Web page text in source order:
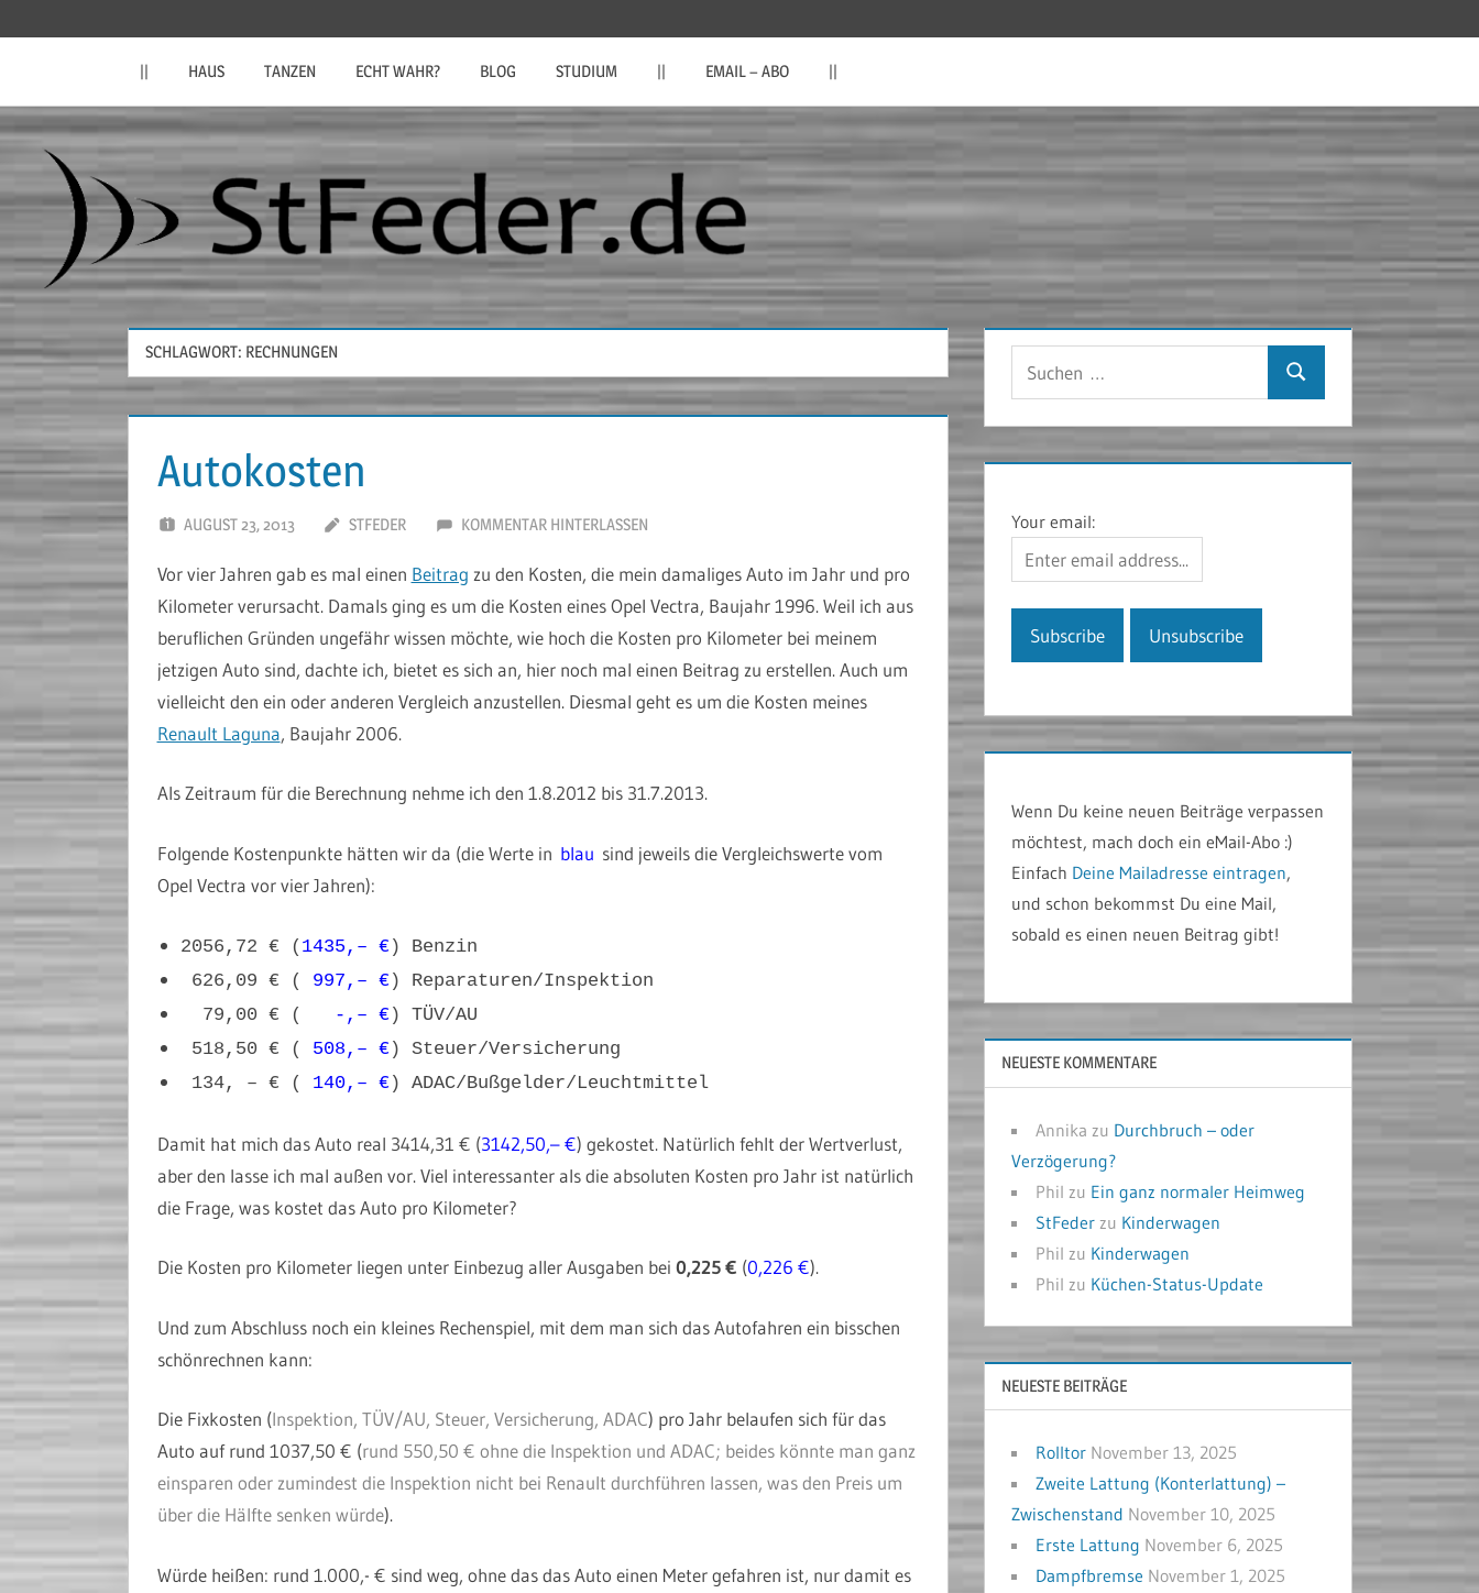
StFeder.de
|| HAUS TANZEN ECHT WAHR? BLOG STUDIUM || EMAIL – ABO ||
SCHLAGWORT: RECHNUNGEN
Autokosten
AUGUST 23, 2013 STFEDER KOMMENTAR HINTERLASSEN
Vor vier Jahren gab es mal einen Beitrag zu den Kosten, die mein damaliges Auto im Jahr und pro
Kilometer verursacht. Damals ging es um die Kosten eines Opel Vectra, Baujahr 1996. Weil ich aus
beruflichen Gründen ungefähr wissen möchte, wie hoch die Kosten pro Kilometer bei meinem
jetzigen Auto sind, dachte ich, bietet es sich an, hier noch mal einen Beitrag zu erstellen. Auch um
vielleicht den ein oder anderen Vergleich anzustellen. Diesmal geht es um die Kosten meines
Renault Laguna, Baujahr 2006.
Als Zeitraum für die Berechnung nehme ich den 1.8.2012 bis 31.7.2013.
Folgende Kostenpunkte hätten wir da (die Werte in blau sind jeweils die Vergleichswerte vom
Opel Vectra vor vier Jahren):
2056,72 € ( 1435,– € ) Benzin
626,09 € ( 997,– € ) Reparaturen/Inspektion
79,00 € (
-,– € ) TÜV/AU
518,50 € ( 508,– € ) Steuer/Versicherung
134, – € ( 140,– € ) ADAC/Bußgelder/Leuchtmittel
Damit hat mich das Auto real 3414,31 € (3142,50,– €) gekostet. Natürlich fehlt der Wertverlust,
aber den lasse ich mal außen vor. Viel interessanter als die absoluten Kosten pro Jahr ist natürlich
die Frage, was kostet das Auto pro Kilometer?
Die Kosten pro Kilometer liegen unter Einbezug aller Ausgaben bei 0,225 € (0,226 €).
Und zum Abschluss noch ein kleines Rechenspiel, mit dem man sich das Autofahren ein bisschen
schönrechnen kann:
Die Fixkosten (Inspektion, TÜV/AU, Steuer, Versicherung, ADAC) pro Jahr belaufen sich für das
Auto auf rund 1037,50 € (rund 550,50 € ohne die Inspektion und ADAC; beides könnte man ganz
einsparen oder zumindest die Inspektion nicht bei Renault durchführen lassen, was den Preis um
über die Hälfte senken würde).
Würde heißen: rund 1.000,- € sind weg, ohne das das Auto einen Meter gefahren ist, nur damit es
Suchen
Your email:
Wenn Du keine neuen Beiträge verpassen
möchtest, mach doch ein eMail-Abo :)
Einfach Deine Mailadresse eintragen,
und schon bekommst Du eine Mail,
sobald es einen neuen Beitrag gibt!
NEUESTE KOMMENTARE
Annika zu Durchbruch – oder
Verzögerung?
Phil zu Ein ganz normaler Heimweg
StFeder zu Kinderwagen
Phil zu Kinderwagen
Phil zu Küchen-Status-Update
NEUESTE BEITRÄGE
Rolltor November 13, 2025
Zweite Lattung (Konterlattung) –
Zwischenstand November 10, 2025
Erste Lattung November 6, 2025
Dampfbremse November 1, 2025